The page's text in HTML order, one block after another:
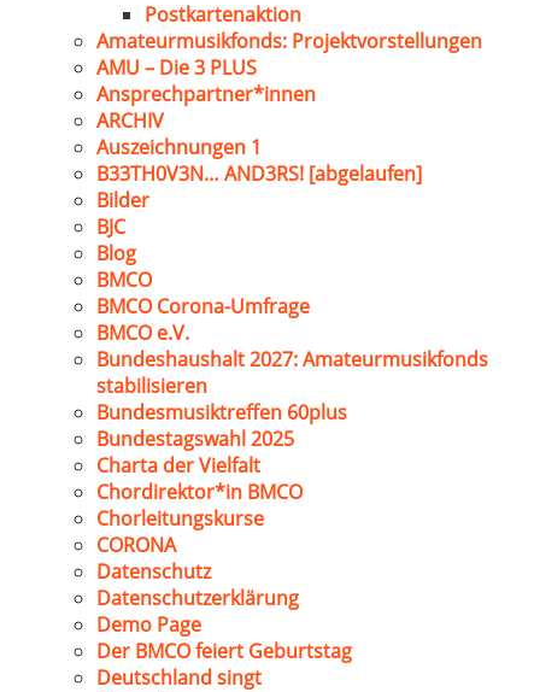
Postkartenaktion
Amateurmusikfonds: Projektvorstellungen
AMU – Die 3 PLUS
Ansprechpartner*innen
ARCHIV
Auszeichnungen 1
B33TH0V3N… AND3RS! [abgelaufen]
Bilder
BJC
Blog
BMCO
BMCO Corona-Umfrage
BMCO e.V.
Bundeshaushalt 2027: Amateurmusikfonds
stabilisieren
Bundesmusiktreffen 60plus
Bundestagswahl 2025
Charta der Vielfalt
Chordirektor*in BMCO
Chorleitungskurse
CORONA
Datenschutz
Datenschutzerklärung
Demo Page
Der BMCO feiert Geburtstag
Deutschland singt